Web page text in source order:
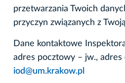
przetwarzania Twoich
przyczyn związanych z
Dane kontaktowe
adres pocztowy – jw., adres
iod@um.krakow.pl